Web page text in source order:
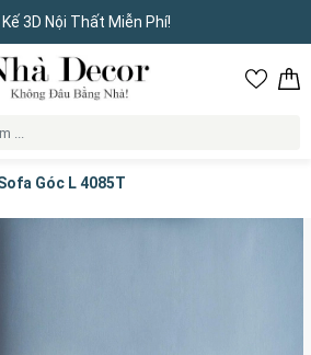
3D Nội Thất Miễn Phí!
Góc L 4085T